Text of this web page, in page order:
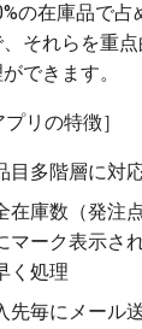
の在庫品で占
それらを重
できます。
プリの特徴］
目多階層に対
在庫数（発注
マーク表示さ
く処理
先毎にメール